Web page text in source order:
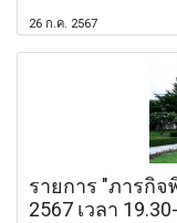
26 ก.ค. 2567
รายการ "ภารกิ
2567 เวลา